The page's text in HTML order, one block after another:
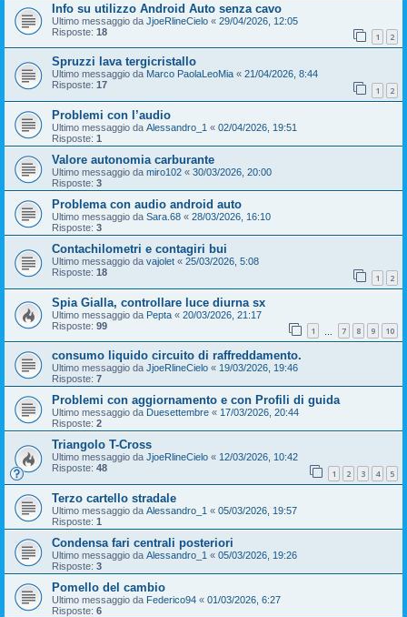
Info su utilizzo Android Auto senza cavo
Ultimo messaggio da JjoeRlineCielo « 29/04/2026, 12:05
Risposte: 18 1 2
Spruzzi lava tergicristallo
Ultimo messaggio da Marco PaolaLeoMia « 21/04/2026, 8:44
Risposte: 17 1 2
Problemi con l’audio
Ultimo messaggio da Alessandro_1 « 02/04/2026, 19:51
Risposte: 1
Valore autonomia carburante
Ultimo messaggio da miro102 « 30/03/2026, 20:00
Risposte: 3
Problema con audio android auto
Ultimo messaggio da Sara.68 « 28/03/2026, 16:10
Risposte: 3
Contachilometri e contagiri bui
Ultimo messaggio da vajolet « 25/03/2026, 5:08
Risposte: 18 1 2
Spia Gialla, controllare luce diurna sx
Ultimo messaggio da Pepta « 20/03/2026, 21:17
Risposte: 99 1 7 8 9 10
consumo liquido circuito di raffreddamento.
Ultimo messaggio da JjoeRlineCielo « 19/03/2026, 19:46
Risposte: 7
Problemi con aggiornamento e con Profili di guida
Ultimo messaggio da Duesettembre « 17/03/2026, 20:44
Risposte: 2
Triangolo T-Cross
Ultimo messaggio da JjoeRlineCielo « 12/03/2026, 10:42
Risposte: 48 1 2 3 4 5
Terzo cartello stradale
Ultimo messaggio da Alessandro_1 « 05/03/2026, 19:57
Risposte: 1
Condensa fari centrali posteriori
Ultimo messaggio da Alessandro_1 « 05/03/2026, 19:26
Risposte: 3
Pomello del cambio
Ultimo messaggio da Federico94 « 01/03/2026, 6:27
Risposte: 6